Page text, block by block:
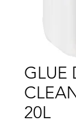
GLUE
20L